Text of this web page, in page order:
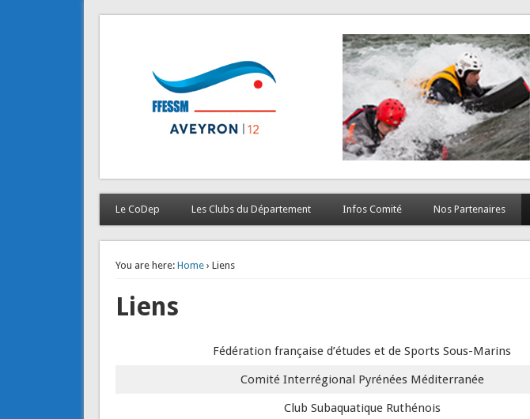
Le CoDep Les Clubs du Département Infos Comité Nos Partenaires
You are here: Home› Liens
Liens
Fédération française d’études et de Sports Sous-Marins
Comité Interrégional Pyrénées Méditerranée
Club Subaquatique Ruthénois